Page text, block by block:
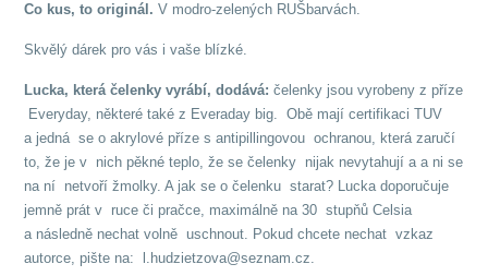
Co kus, to originál.V modro-zelených RUŠbarvách.
Skvělý dárek pro vás i vaše blízké.
Lucka, která čelenky vyrábí, dodává: čelenky jsou vyrobeny z příze
Everyday, některé také z Everaday big. Obě mají certifikaci TUV
a jedná se o akrylové příze s antipillingovou ochranou, která zaručí
to, že je v nich pěkné teplo, že se čelenky nijak nevytahují a a ni se
na ní netvoří žmolky. A jak se o čelenku starat? Lucka doporučuje
jemně prát v ruce či pračce, maximálně na 30 stupňů Celsia
a následně nechat volně uschnout. Pokud chcete nechat vzkaz
autorce, pište na: l.hudzietzova@seznam.cz.